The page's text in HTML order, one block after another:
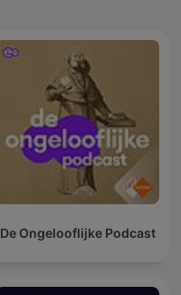
De Ongelooflijke Podcast